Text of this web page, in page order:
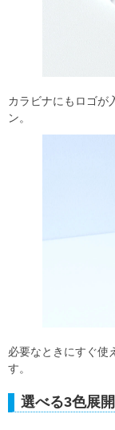
カラビナにもロゴが
ン。
必要なときにすぐ使
す。
選べる3色展